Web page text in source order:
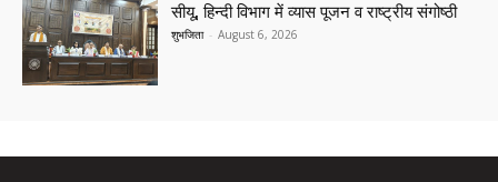
सीयू, हिन्दी विभाग में व्यास पूजन व राष्ट्रीय संगोष्ठी
शुभजिता - August 6, 2026